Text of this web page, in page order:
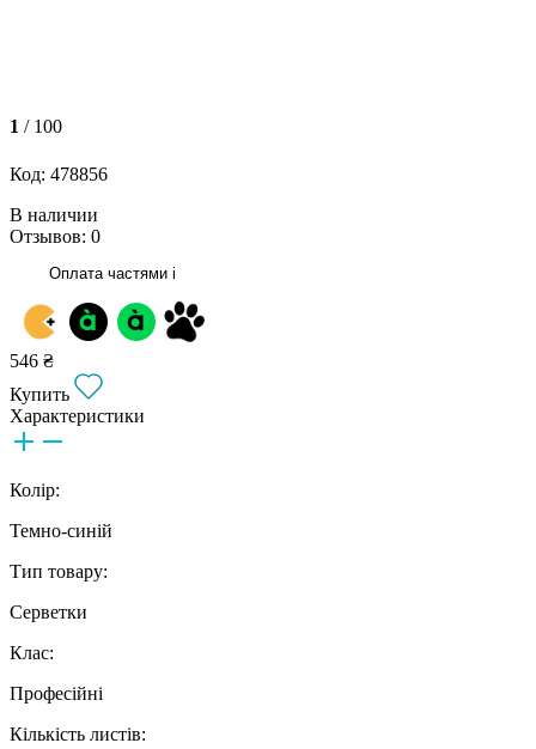
1 / 100
Код: 478856
В наличии
Отзывов: 0
Оплата частями i
546 ₴
Купить
Характеристики
Колір:
Темно-синій
Тип товару:
Серветки
Клас:
Професійні
Кількість листів: